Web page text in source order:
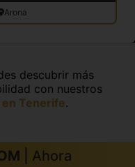
Arona
descubrir más
con nuestros
Tenerife.
| Ahora